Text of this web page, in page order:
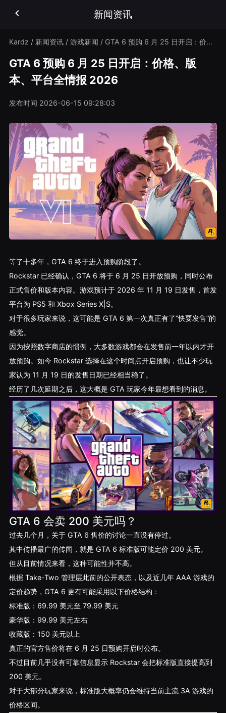
新闻资讯
Kardz / 新闻资讯 / 游戏新闻 / GTA 6 预购 6 月 25 日开启：价格、版本、平台全情报 2026
GTA 6 预购 6 月 25 日开启：价格、版
本、平台全情报 2026
发布时间 2026-06-15 09:28:03
等了十多年，GTA 6 终于进入预购阶段了。
Rockstar 已经确认，GTA 6 将于 6 月 25 日开放预购，同时公布
正式售价和版本内容。游戏预计于 2026 年 11 月 19 日发售，首发
平台为 PS5 和 Xbox Series X|S。
对于很多玩家来说，这可能是 GTA 6 第一次真正有了“快要发售”的
感觉。
因为按照数字商店的惯例，大多数游戏都会在发售前一年以内才开
放预购。如今 Rockstar 选择在这个时间点开启预购，也让不少玩
家认为 11 月 19 日的发售日期已经相当稳了。
经历了几次延期之后，这大概是 GTA 玩家今年最想看到的消息。
GTA 6 会卖 200 美元吗？
过去几个月，关于 GTA 6 售价的讨论一直没有停过。
其中传播最广的传闻，就是 GTA 6 标准版可能定价 200 美元。
但从目前情况来看，这种可能性并不高。
根据 Take-Two 管理层此前的公开表态，以及近几年 AAA 游戏的
定价趋势，GTA 6 更有可能采用以下价格结构：
标准版：69.99 美元至 79.99 美元
豪华版：99.99 美元左右
收藏版：150 美元以上
真正的官方售价将在 6 月 25 日预购开启时公布。
不过目前几乎没有可靠信息显示 Rockstar 会把标准版直接提高到
200 美元。
对于大部分玩家来说，标准版大概率仍会维持当前主流 3A 游戏的
价格区间。